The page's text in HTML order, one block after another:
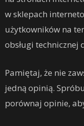
w sklepach
użytkowników na
obsługi technicznej
Pamiętaj, że nie
jedną opinią.
porównaj opinie,